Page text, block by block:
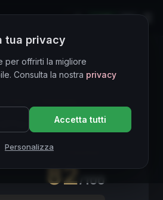
LIVE
Anì 2021
GLOBALE
82/100
tua privacy
per offrirti la migliore
Consulta la nostra privacy
Accetta tutti
Personalizza